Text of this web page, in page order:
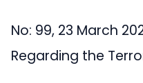
No: 99, 23 March
Regarding the